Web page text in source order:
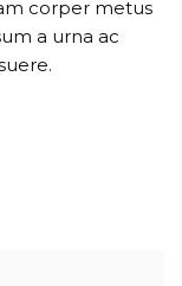
corper metus
a urna ac